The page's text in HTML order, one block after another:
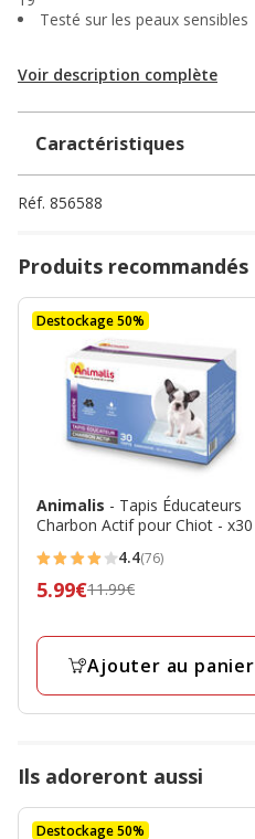
Testé sur les peaux sensibles
Voir description complète
Caractéristiques
Réf. 856588
Produits recommandés
Destockage 50%
Animalis - Tapis Éducateurs
Charbon Actif pour Chiot - x30
4.4
étoiles
76
4.4(76)
Prix
11.99€,
final
5.99€
5.99€11.99€
Ajouter au panier
Ils adoreront aussi
Destockage 50%